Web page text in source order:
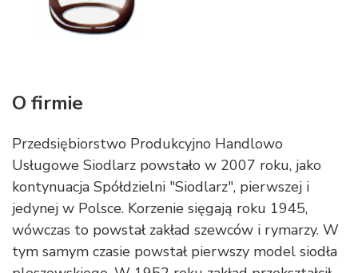
O firmie
Przedsiębiorstwo Produkcyjno Handlowo
Usługowe Siodlarz powstało w 2007 roku, jako
kontynuacja Spółdzielni "Siodlarz", pierwszej i
jedynej w Polsce. Korzenie sięgają roku 1945,
wówczas to powstał zakład szewców i rymarzy. W
tym samym czasie powstał pierwszy model siodła